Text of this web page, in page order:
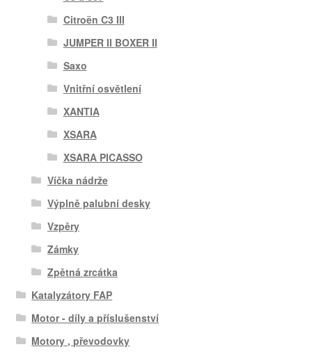
Citroën C3 III
JUMPER II BOXER II
Saxo
Vnitřní osvětlení
XANTIA
XSARA
XSARA PICASSO
Víčka nádrže
Výplně palubní desky
Vzpěry
Zámky
Zpětná zrcátka
Katalyzátory FAP
Motor - díly a příslušenství
Motory , převodovky